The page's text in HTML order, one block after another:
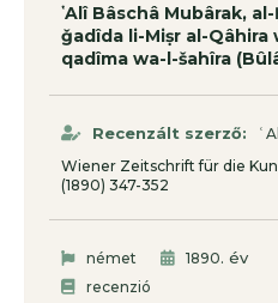
ʽAlî Bâschâ Mubârak,
ǧadîda li-Miṣr al-Qâhira
qadîma wa-l-šahîra
Recenzált szerző:
Wiener Zeitschrift für die
(1890) 347-352
német 1890. év
recenzió